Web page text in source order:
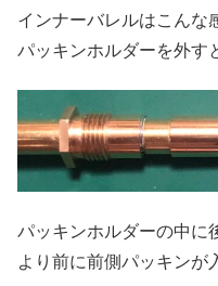
インナーバレルはこんな
パッキンホルダーを外す
パッキンホルダーの中に
より前に前側パッキンが